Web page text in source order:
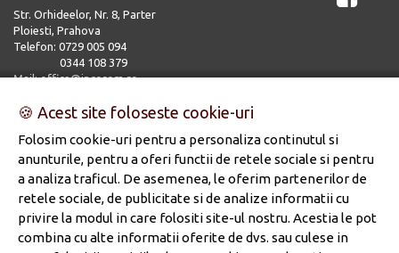
Str. Orhideelor, Nr. 8, Parter
Ploiesti, Prahova
Telefon: 0729 005 094
0344 108 379
Mail:office@incorom.ro
UTILE
Politica de confidentialitate
Politica de cookies
🍪 Acest site foloseste cookie-uri
Folosim cookie-uri pentru a personaliza continutul si
anunturile, pentru a oferi functii de retele sociale si pentru
a analiza traficul. De asemenea, le oferim partenerilor de
retele sociale, de publicitate si de analize informatii cu
privire la modul in care folositi site-ul nostru. Acestia le pot
combina cu alte informatii oferite de dvs. sau culese in